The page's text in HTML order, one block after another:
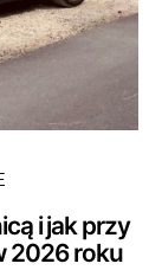
i jak przy
2026 roku